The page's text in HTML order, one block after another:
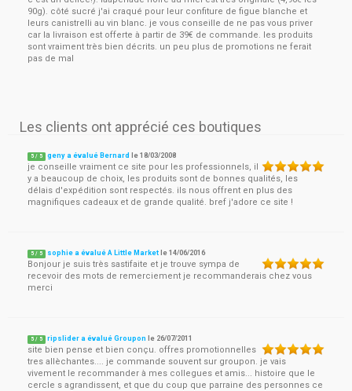
90g). côté sucré j'ai craqué pour leur confiture de figue blanche et
leurs canistrelli au vin blanc. je vous conseille de ne pas vous priver
car la livraison est offerte à partir de 39€ de commande. les produits
sont vraiment très bien décrits. un peu plus de promotions ne ferait
pas de mal
Les clients ont apprécié ces boutiques
5 / 5 geny a évalué Bernard le18/03/2008
je conseille vraiment ce site pour les professionnels, il
y a beaucoup de choix, les produits sont de bonnes qualités, les
délais d'expédition sont respectés. ils nous offrent en plus des
magnifiques cadeaux et de grande qualité. bref j'adore ce site !
5 / 5 sophie a évalué A Little Market le14/06/2016
Bonjour je suis très sastifaite et je trouve sympa de
recevoir des mots de remerciement je recommanderais chez vous
merci
5 / 5 ripslider a évalué Groupon le 26/07/2011
site bien pense et bien conçu. offres promotionnelles
tres allèchantes.... je commande souvent sur groupon. je vais
vivement le recommander à mes collegues et amis... histoire que le
cercle s agrandissent, et que du coup que parraine des personnes ce